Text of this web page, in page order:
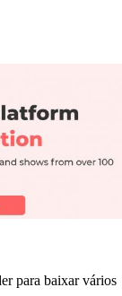
para baixar vários